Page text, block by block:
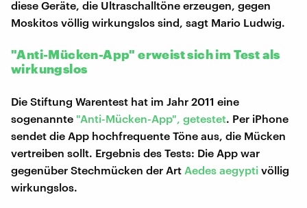
diese Geräte, die Ultraschalltöne erzeugen, gegen
Moskitos völlig wirkungslos sind, sagt Mario Ludwig.
"Anti-Mücken-App" erweist sich im Test als
wirkungslos
Die Stiftung Warentest hat im Jahr 2011 eine
sogenannte "Anti-Mücken-App", getestet. Per iPhone
sendet die App hochfrequente Töne aus, die Mücken
vertreiben sollt. Ergebnis des Tests: Die App war
gegenüber Stechmücken der Art Aedes aegypti völlig
wirkungslos.